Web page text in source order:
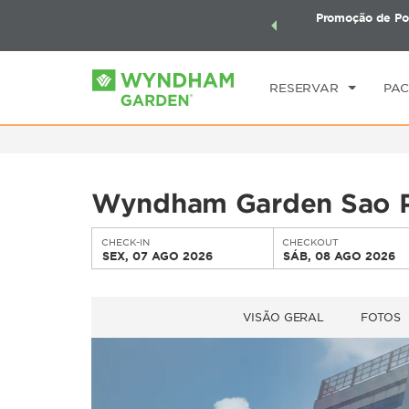
os Pacotes de Viagem Wyndham. Ganhe também
Promoção de
RESERVAR
Wyndham Garden Sao
CHECK-IN
SEX, 07 AGO 2026
CHECKOUT
SÁB, 08 AGO 2026
VISÃO GERAL FOTOS